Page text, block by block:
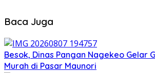
Baca Juga
Besok, Dinas Pangan Nagekeo Gelar
Murah di Pasar Maunori